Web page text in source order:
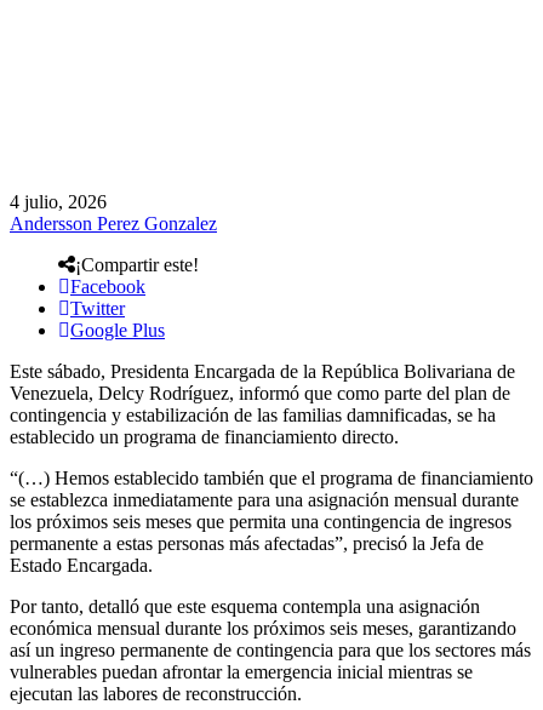
4 julio, 2026
Andersson Perez Gonzalez
¡Compartir este!
Facebook
Twitter
Google Plus
Este sábado, Presidenta Encargada de la República Bolivariana de
Venezuela, Delcy Rodríguez, informó que como parte del plan de
contingencia y estabilización de las familias damnificadas, se ha
establecido un programa de financiamiento directo.
“(…) Hemos establecido también que el programa de financiamiento
se establezca inmediatamente para una asignación mensual durante
los próximos seis meses que permita una contingencia de ingresos
permanente a estas personas más afectadas”, precisó la Jefa de
Estado Encargada.
Por tanto, detalló que este esquema contempla una asignación
económica mensual durante los próximos seis meses, garantizando
así un ingreso permanente de contingencia para que los sectores más
vulnerables puedan afrontar la emergencia inicial mientras se
ejecutan las labores de reconstrucción.